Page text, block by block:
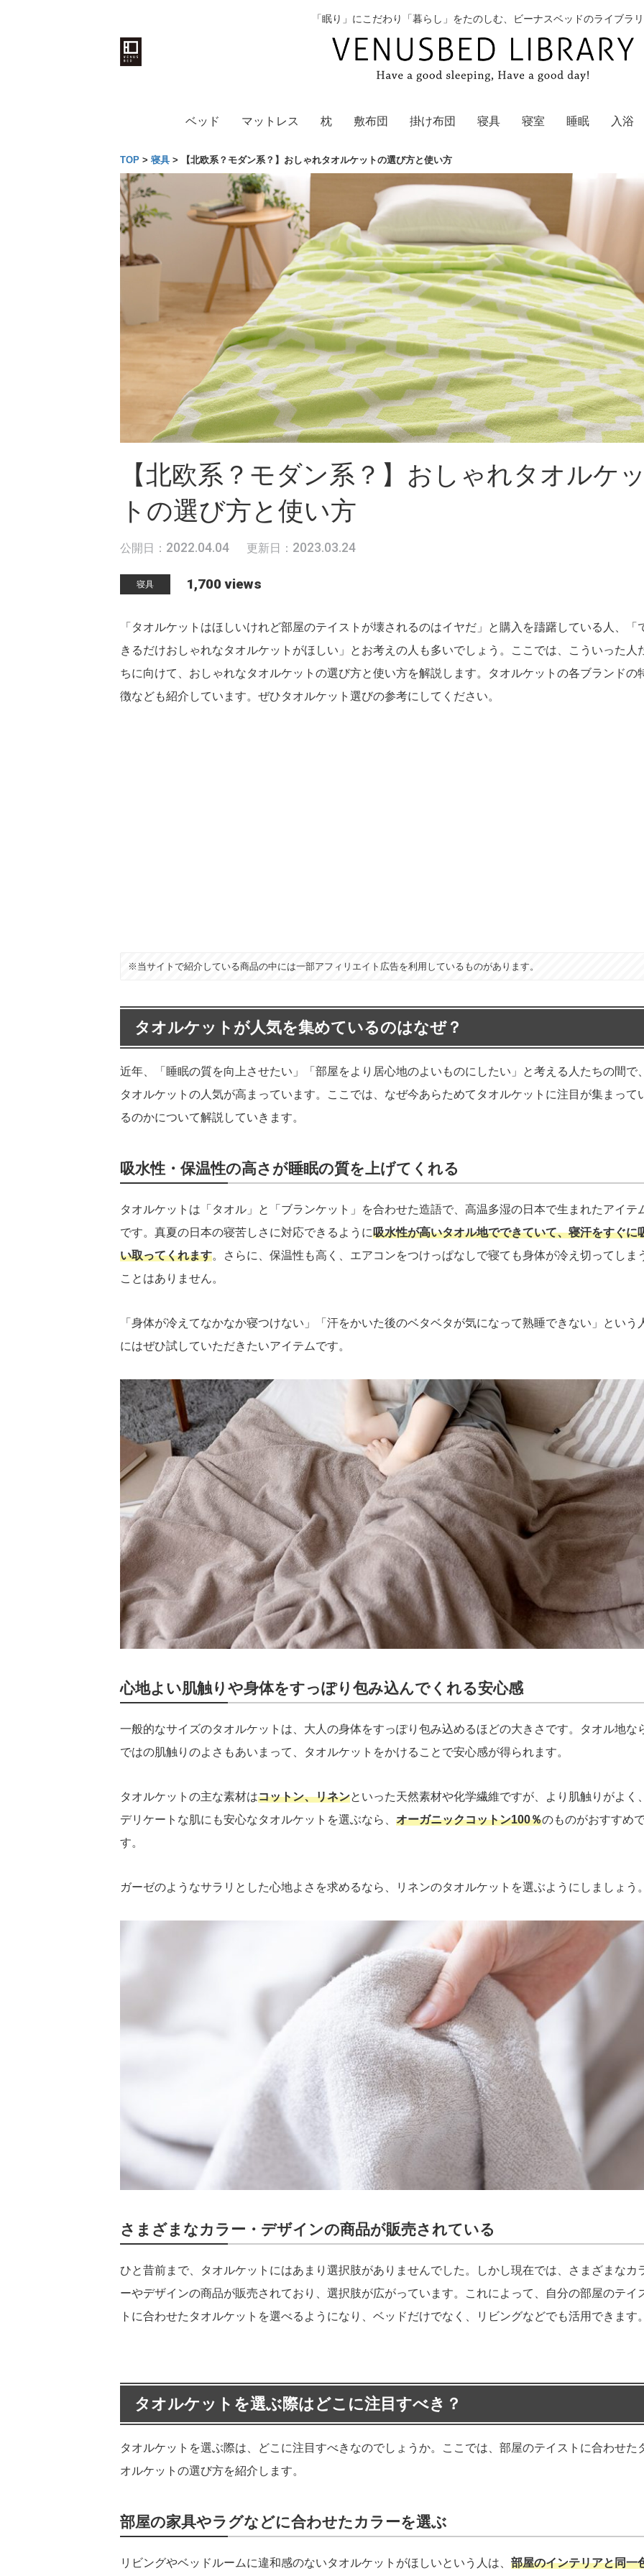
「眠り」にこだわり「暮らし」をたのしむ、ビーナスベッドのライブラ
ベッド マットレス 枕 敷布団 掛け布団 寝具 寝室 睡眠 入浴
TOP > 寝具 > 【北欧系？モダン系？】おしゃれタオルケットの選び方と使い方
【北欧系？モダン系？】おしゃれタオルケ
トの選び方と使い方
公開日： 2022.04.04 更新日： 2023.03.24
寝具 1,700 views
「タオルケットはほしいけれど部屋のテイストが壊されるのはイヤだ」と購入を躊躇している人、「
きるだけおしゃれなタオルケットがほしい」とお考えの人も多いでしょう。ここでは、こういった人
ちに向けて、おしゃれなタオルケットの選び方と使い方を解説します。タオルケットの各ブランドの
徴なども紹介しています。ぜひタオルケット選びの参考にしてください。
※当サイトで紹介している商品の中には一部アフィリエイト広告を利用しているものがあります。
タオルケットが人気を集めているのはなぜ？
近年、「睡眠の質を向上させたい」「部屋をより居心地のよいものにしたい」と考える人たちの間で
タオルケットの人気が高まっています。ここでは、なぜ今あらためてタオルケットに注目が集まって
るのかについて解説していきます。
吸水性・保温性の高さが睡眠の質を上げてくれる
タオルケットは「タオル」と「ブランケット」を合わせた造語で、高温多湿の日本で生まれたアイテ
です。真夏の日本の寝苦しさに対応できるように吸水性が高いタオル地でできていて、寝汗をすぐに
い取ってくれます。さらに、保温性も高く、エアコンをつけっぱなしで寝ても身体が冷え切ってしま
ことはありません。
「身体が冷えてなかなか寝つけない」「汗をかいた後のベタベタが気になって熟睡できない」という
にはぜひ試していただきたいアイテムです。
心地よい肌触りや身体をすっぽり包み込んでくれる安心感
一般的なサイズのタオルケットは、大人の身体をすっぽり包み込めるほどの大きさです。タオル地な
ではの肌触りのよさもあいまって、タオルケットをかけることで安心感が得られます。
タオルケットの主な素材はコットン、リネンといった天然素材や化学繊維ですが、より肌触りがよく
デリケートな肌にも安心なタオルケットを選ぶなら、 オーガニックコットン100％のものがおすすめ
す。
ガーゼのようなサラリとした心地よさを求めるなら、リネンのタオルケットを選ぶようにしましょう
さまざまなカラー・デザインの商品が販売されている
ひと昔前まで、タオルケットにはあまり選択肢がありませんでした。しかし現在では、さまざまなカ
ーやデザインの商品が販売されており、選択肢が広がっています。これによって、自分の部屋のテイ
トに合わせたタオルケットを選べるようになり、ベッドだけでなく、リビングなどでも活用できます
タオルケットを選ぶ際はどこに注目すべき？
タオルケットを選ぶ際は、どこに注目すべきなのでしょうか。ここでは、部屋のテイストに合わせた
オルケットの選び方を紹介します。
部屋の家具やラグなどに合わせたカラーを選ぶ
リビングやベッドルームに違和感のないタオルケットがほしいという人は、 部屋のインテリアと同一